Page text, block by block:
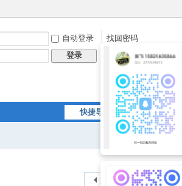
自动登录
找回密码
登录 立即注册
快捷导航
返回列表